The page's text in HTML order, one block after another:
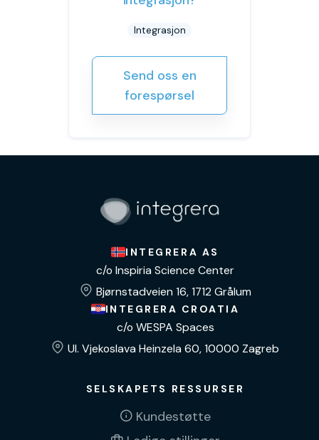
Integrasjon
Send oss en
forespørsel
INTEGRERA AS
c/o Inspiria Science Center
Bjørnstadveien 16, 1712 Grålum
INTEGRERA CROATIA
c/o WESPA Spaces
Ul. Vjekoslava Heinzela 60, 10000 Zagreb
SELSKAPETS RESSURSER
Kundestøtte